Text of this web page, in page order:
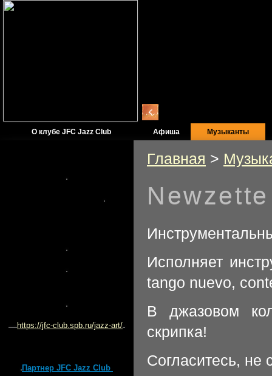
О клубе JFC Jazz Club Афиша Музыканты
https://jfc-club.spb.ru/jazz-art/
Партнер JFC Jazz Club
Главная >
Newzette
Исполняет
tango nuevo,
В джазовом
скрипка!
Согласитесь, не